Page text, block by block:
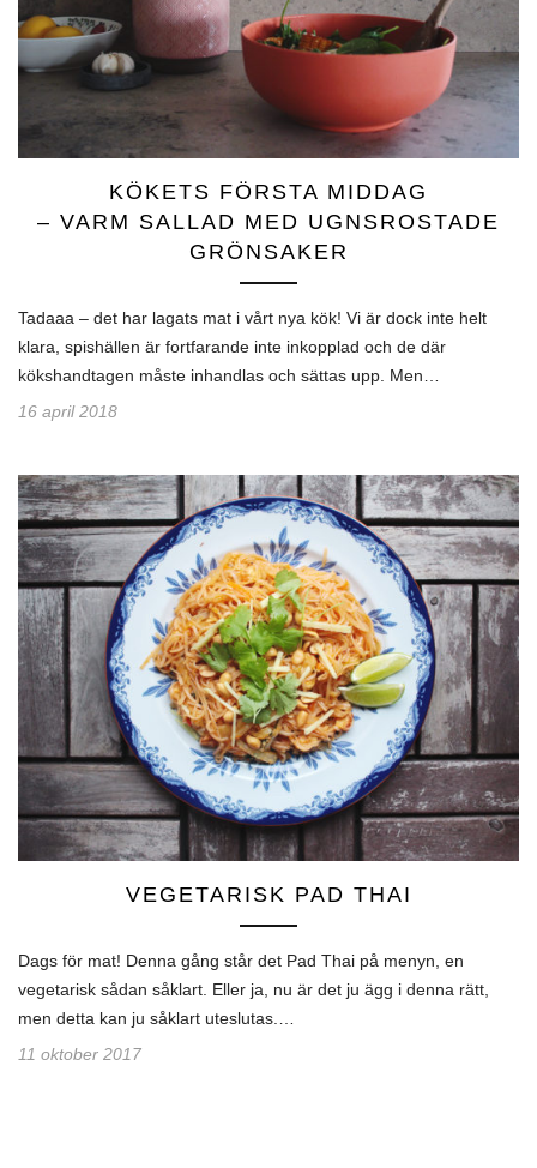
KÖKETS FÖRSTA MIDDAG
– VARM SALLAD MED UGNSROSTADE
GRÖNSAKER
Tadaaa – det har lagats mat i vårt nya kök! Vi är dock inte helt
klara, spishällen är fortfarande inte inkopplad och de där
kökshandtagen måste inhandlas och sättas upp. Men…
16 april 2018
VEGETARISK PAD THAI
Dags för mat! Denna gång står det Pad Thai på menyn, en
vegetarisk sådan såklart. Eller ja, nu är det ju ägg i denna rätt,
men detta kan ju såklart uteslutas.…
11 oktober 2017